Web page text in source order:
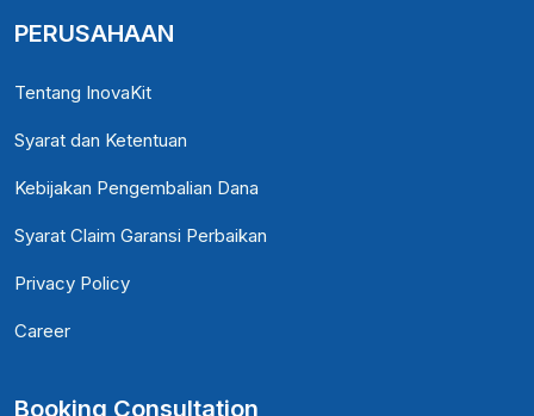
PERUSAHAAN
Tentang InovaKit
Syarat dan Ketentuan
Kebijakan Pengembalian Dana
Syarat Claim Garansi Perbaikan
Privacy Policy
Career
Booking Consultation